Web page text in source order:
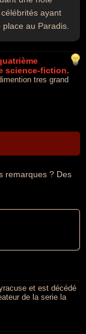
célébrités ayant
au Paradis.
science-fiction.
tres grand
remarques ? Des
et est décédé
de la serie la